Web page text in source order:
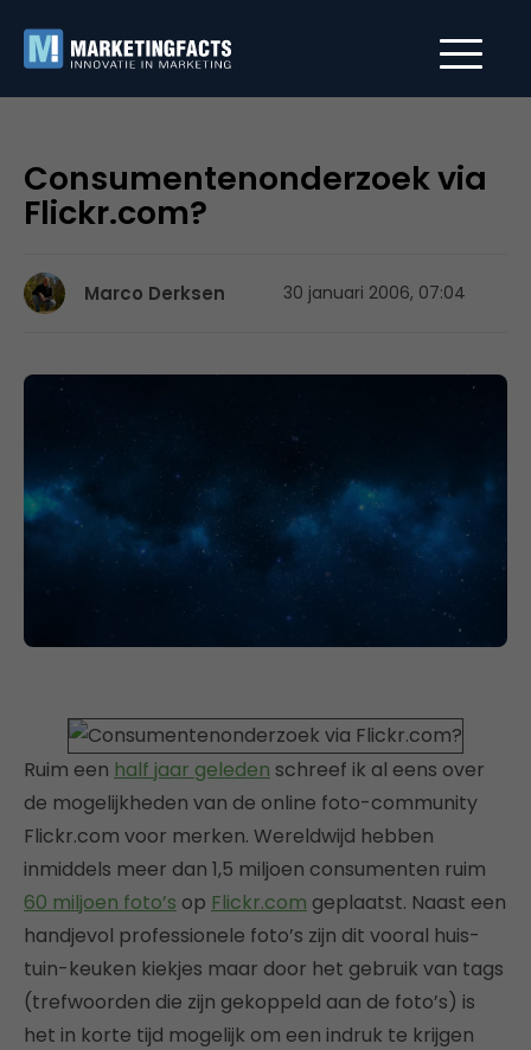
Consumentenonderzoek via
Flickr.com?
Marco Derksen 30 januari 2006, 07:04
Ruim een half jaar geleden schreef ik al eens over
de mogelijkheden van de online foto-community
Flickr.com voor merken. Wereldwijd hebben
inmiddels meer dan 1,5 miljoen consumenten ruim
60 miljoen foto’s op Flickr.com geplaatst. Naast een
handjevol professionele foto’s zijn dit vooral huis-
tuin-keuken kiekjes maar door het gebruik van tags
(trefwoorden die zijn gekoppeld aan de foto’s) is
het in korte tijd mogelijk om een indruk te krijgen